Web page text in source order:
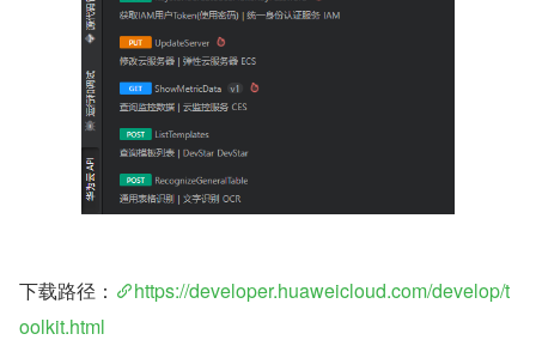
下载路径：
https://developer.huaweicloud.com/develop/t
oolkit.html